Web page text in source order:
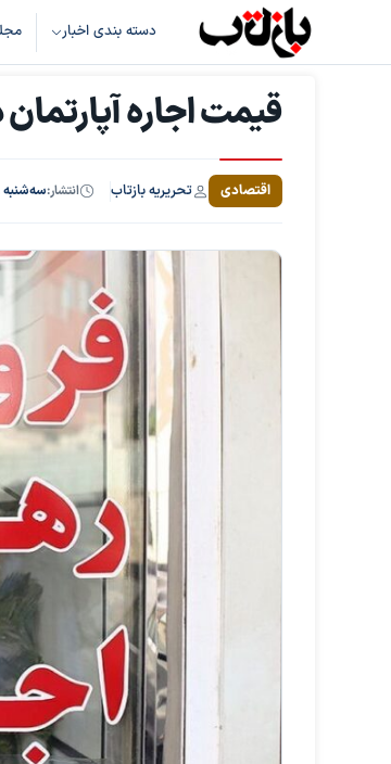
دسته بندی اخبار
قیمت اجاره آپارتمان در
اقتصادی تحریریه بازتاب انتشار:سه‌شنبه ۲۸ بهمن ۱۴۰۴، ساعت ۱۱:۵۵